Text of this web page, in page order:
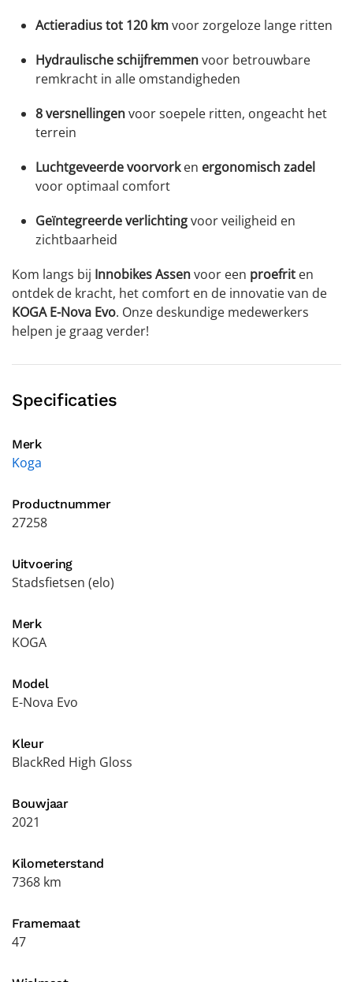
Actieradius tot 120 kmvoor zorgeloze lange ritten
Hydraulische schijfremmenvoor betrouwbare
remkracht in alle omstandigheden
8 versnellingenvoor soepele ritten, ongeacht het
terrein
Luchtgeveerde voorvorken ergonomisch zadel
voor optimaal comfort
Geïntegreerde verlichtingvoor veiligheid en
zichtbaarheid
Kom langs bij Innobikes Assenvoor een proefrit en
ontdek de kracht, het comfort en de innovatie van de
KOGA E-Nova Evo. Onze deskundige medewerkers
helpen je graag verder!
Specificaties
Merk
Koga
Productnummer
27258
Uitvoering
Stadsfietsen (elo)
Merk
KOGA
Model
E-Nova Evo
Kleur
BlackRed High Gloss
Bouwjaar
2021
Kilometerstand
7368 km
Framemaat
47